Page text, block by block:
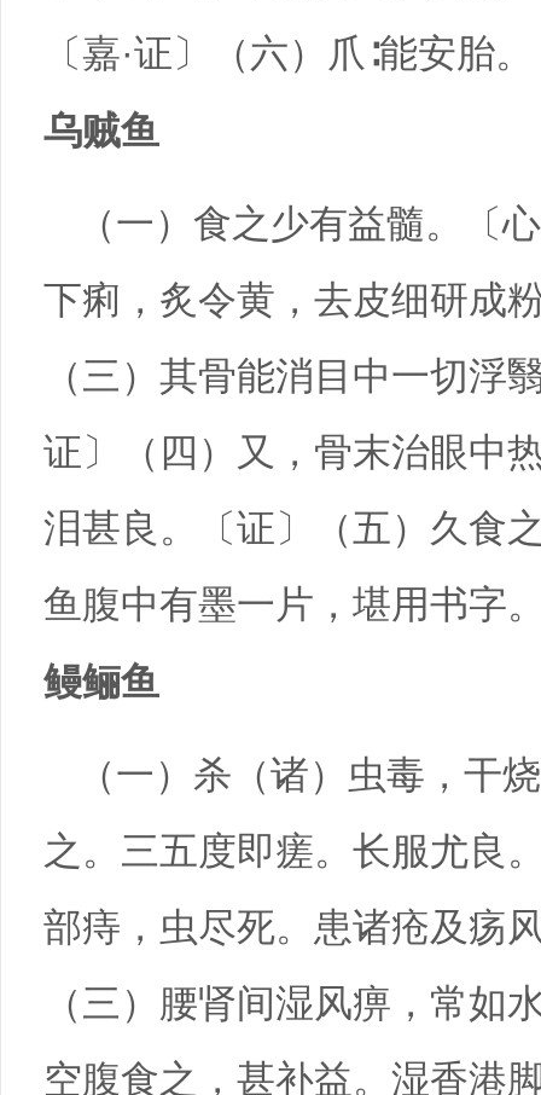
〔嘉·证〕（六）爪∶能安胎
乌贼鱼
（一）食之少有益髓。〔
下痢，炙令黄，去皮细研成
（三）其骨能消目中一切浮
证〕（四）又，骨末治眼中
泪甚良。〔证〕（五）久食
鱼腹中有墨一片，堪用书字
鳗鲡鱼
（一）杀（诸）虫毒，干
之。三五度即瘥。长服尤良
部痔，虫尽死。患诸疮及疡
（三）腰肾间湿风痹，常如
空腹食之，甚补益。湿香港